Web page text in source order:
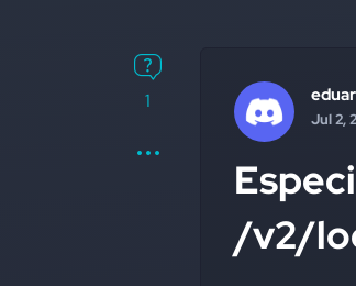
1
Jul 2,
/v2/